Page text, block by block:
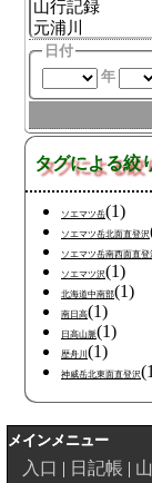
日付
年
タグによる絞
ソエマツ岳(1)
ソエマツ岳北面直登沢
ソエマツ岳南西面直登
ソエマツ沢(1)
北海道中南部(1)
南日高(1)
日高山脈(1)
歴舟川(1)
神威岳北東面直登沢
メインメニュー
入口 日記帳